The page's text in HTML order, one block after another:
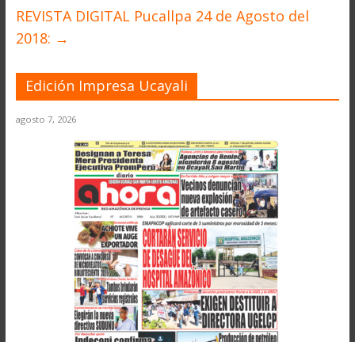
REVISTA DIGITAL Pucallpa 24 de Agosto del
2018: →
Edición Impresa Ucayali
agosto 7, 2026